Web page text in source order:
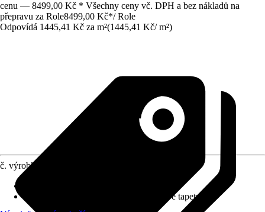
cenu — 8499,00 Kč * Všechny ceny vč. DPH a bez nákladů na
přepravu za Role8499,00 Kč*/ Role
Odpovídá 1445,41 Kč za m²(1445,41 Kč/ m²)
č. výrobku
Lepidlo na vliesové tapety